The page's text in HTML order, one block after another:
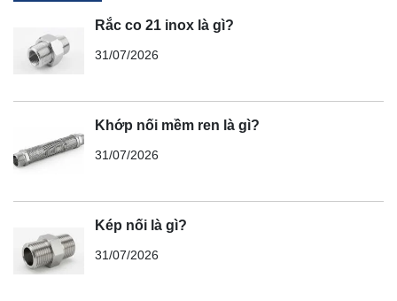
Rắc co 21 inox là gì?
31/07/2026
Khớp nối mềm ren là gì?
31/07/2026
Kép nối là gì?
31/07/2026